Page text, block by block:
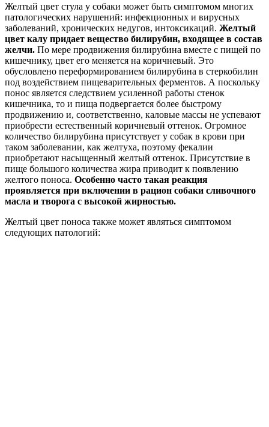
Желтый цвет стула у собаки может быть симптомом многих
патологических нарушений: инфекционных и вирусных
заболеваний, хронических недугов, интоксикаций. Желтый
цвет калу придает вещество билирубин, входящее в состав
желчи. По мере продвижения билирубина вместе с пищей по
кишечнику, цвет его меняется на коричневый. Это
обусловлено переформированием билирубина в стеркобилин
под воздействием пищеварительных ферментов. А поскольку
понос является следствием усиленной работы стенок
кишечника, то и пища подвергается более быстрому
продвижению и, соответственно, каловые массы не успевают
приобрести естественный коричневый оттенок. Огромное
количество билирубина присутствует у собак в крови при
таком заболевании, как желтуха, поэтому фекалии
приобретают насыщенный желтый оттенок. Присутствие в
пище большого количества жира приводит к появлению
желтого поноса. Особенно часто такая реакция
проявляется при включении в рацион собаки сливочного
масла и творога с высокой жирностью.
Желтый цвет поноса также может являться симптомом
следующих патологий: